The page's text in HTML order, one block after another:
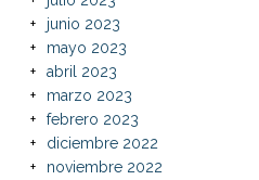
junio 2023
mayo 2023
abril 2023
marzo 2023
febrero 2023
diciembre 2022
noviembre 2022